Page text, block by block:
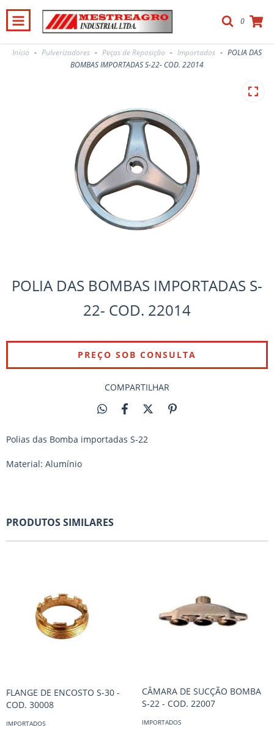
0
Início - Pulverizadores - Peças de Reposição - Importados - POLIA DAS
BOMBAS IMPORTADAS S-22- COD. 22014
POLIA DAS BOMBAS IMPORTADAS S-
22- COD. 22014
COMPARTILHAR
Polias das Bomba importadas S-22
Material: Alumínio
PRODUTOS SIMILARES
FLANGE DE ENCOSTO S-30 -
COD. 30008
IMPORTADOS
CÂMARA DE SUCÇÃO BOMBA
S-22 - COD. 22007
IMPORTADOS